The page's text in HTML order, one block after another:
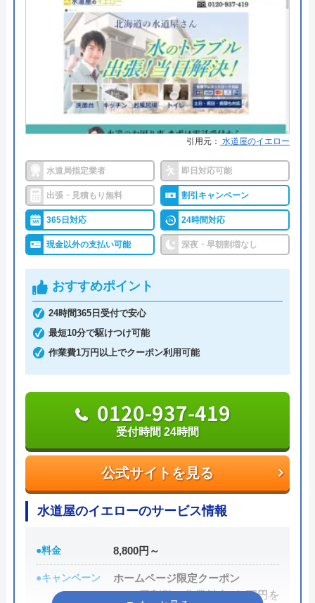
マイ箸毎日外食ボーイ
2 か月前
元加盟店です。嫌味なことを言ってくる嫌な
社員の巣窟です。女性社員はまともですが、
男性社員の対応は最悪です。社員としての給
与の低さと加盟店の会社の利益と、比較され
て嫌味を言ってくる始末でした。今でも残存
してる加盟店同士も含め陰口言いまくってま
す。 お陰様で、他社と連携して自社集客も
料率で悩む加盟店さん、早く見切りと付ける
ことをお勧めします。協力し合いましょう！
Googleクチコミを見る
●支払い方法
現金、銀行振込、クレジットカー
ド、コンビニ後払い、QR決済
●累計実績 施工実績30万件を達成
●保証・保険
修理に応じて1～3年の無料点検、
無料保証を用意
詳細は公式HPでご確認ください
株式会社クリーンライフがおすすめの理由
クリーンライフは年中無休で、最短30分駆けつけ、
休日・深夜も出張費無料などのサービスを売りにし
ています。
指定給水装置工事事業者（水道局指定工事店）で下
請けに依頼することなく自社でしっかりと教育や研
修を受けた有資格者のスタッフが対応してくれるの
で安心です。
また、見積もり時や施工後などにトラブルが起こっ
た場合には、スタッフから渡されている名刺の裏に
書かれている番号に電話すれば、各エリアの担当が
対応してくれます。見積もり無料で、キャンセル料
も不要です。施工前に必ず修理内容と費用を提示
し、施主が納得した上で修理を行います。
公式サイトを見る
0120-707-053
引用元： 水道屋のイエロー
水道局指定業者 即日対応可能
出張・見積もり無料 割引キャンペーン
365日対応 24時間対応
現金以外の支払い可能 深夜・早朝割増なし
おすすめポイント
24時間365日受付で安心
最短10分で駆けつけ可能
作業費1万円以上でクーポン利用可能
公式サイトを見る
0120-937-419
受付時間 24時間
水道屋のイエローのサービス情報
●料金 8,800円～
●キャンペーン
ホームページ限定クーポン
1,000円割引（作業料金が1万円を